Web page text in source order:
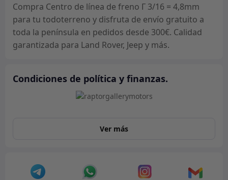
4,8mm
cantidad
Compra Centro de línea de freno Г 3/16 = 4,8mm
para tu todoterreno y disfruta de envío gratuito a
toda la península en pedidos desde 300€. Calidad
garantizada para Land Rover, Jeep y más.
Condiciones de política y finanzas.
Ver más